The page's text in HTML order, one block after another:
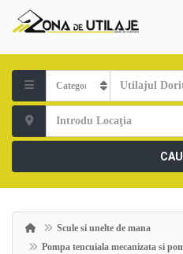
Scule si unelte de mana
Pompa tencuiala mecanizata si